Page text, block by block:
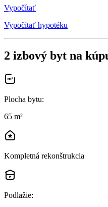
Vypočítať
Vypočítať hypotéku
2 izbový byt na
Plocha bytu:
65 m²
Kompletná rekonštrukcia
Podlažie: